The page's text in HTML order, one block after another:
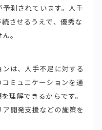
測されています。人手
させるうえで、優秀な
。
は、人手不足に対する
ミュニケーションを通
理解できるからです。
開発支援などの施策を